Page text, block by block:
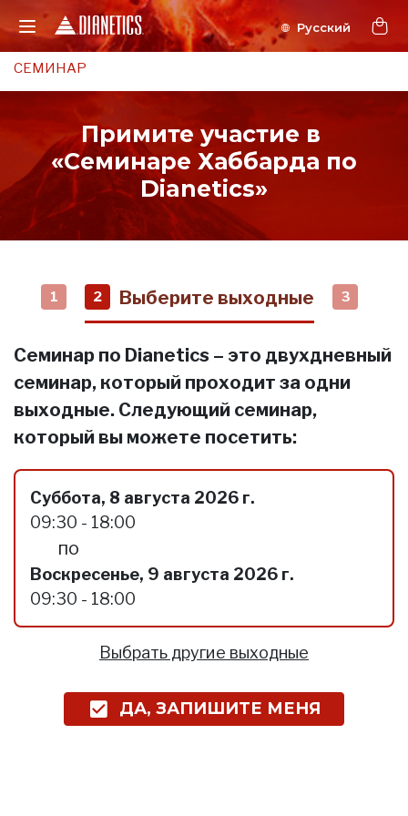
СЕМИНАР
Примите участие в
«Семинаре Хаббарда по
Dianetics»
1 2 Выберите выходные 3
Семинар по Dianetics – это двухдневный
семинар, который проходит за одни
выходные. Следующий семинар,
который вы можете посетить:
Суббота, 8 августа 2026 г.
09:30 - 18:00
по
Воскресенье, 9 августа 2026 г.
09:30 - 18:00
Выбрать другие выходные
ДА, ЗАПИШИТЕ МЕНЯ